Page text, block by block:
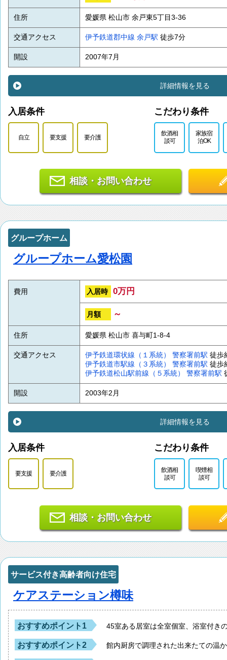
住所 愛媛県 松山市 余戸東5丁目3-36
交通アクセス 伊予鉄道郡中線 余戸駅 徒歩7分
開設 2007年7月
詳細情報を見る
入居条件
自立 要支援 要介護
こだわり条件
飲酒相
談可
家族宿
泊OK
相談・お問い合わせ
グループホーム
グループホーム愛松園
費用 入居時 0万円
月額 ～
住所 愛媛県 松山市 喜与町1-8-4
交通アクセス 伊予鉄道環状線（１系統） 警察署前駅 徒歩
伊予鉄道市駅線（３系統）
警察署前駅 徒歩
伊予鉄道松山駅前線（５系統）
警察署前駅
開設 2003年2月
詳細情報を見る
入居条件
要支援 要介護
こだわり条件
飲酒相
談可
喫煙相
談可
相談・お問い合わせ
サービス付き高齢者向け住宅
ケアステーション樽味
おすすめポイント1 45室ある居室は全室個室、浴室付き
おすすめポイント2 館内厨房で調理された出来たての温